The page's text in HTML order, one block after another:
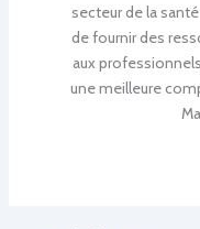
secteur de la
de fournir des
aux
une meilleure